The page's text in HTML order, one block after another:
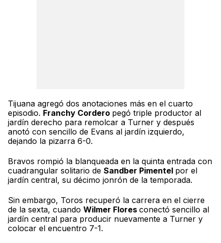
Tijuana agregó dos anotaciones más en el cuarto
episodio. Franchy Cordero pegó triple productor al
jardín derecho para remolcar a Turner y después
anotó con sencillo de Evans al jardín izquierdo,
dejando la pizarra 6-0.
Bravos rompió la blanqueada en la quinta entrada con
cuadrangular solitario de Sandber Pimentel por el
jardín central, su décimo jonrón de la temporada.
Sin embargo, Toros recuperó la carrera en el cierre
de la sexta, cuando Wilmer Flores conectó sencillo al
jardín central para producir nuevamente a Turner y
colocar el encuentro 7-1.